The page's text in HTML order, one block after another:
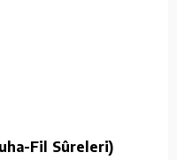
Fil Sûreleri)